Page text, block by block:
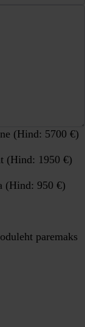
(Hind: 5700 €)
(Hind: 1950 €)
(Hind: 950 €)
paremaks